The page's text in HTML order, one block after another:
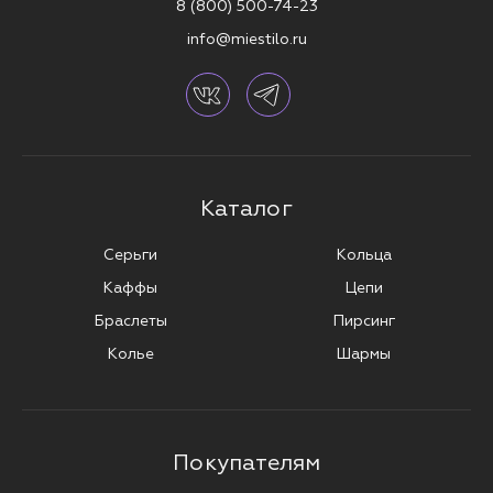
8 (800) 500-74-23
info@miestilo.ru
Каталог
Серьги
Каффы
Браслеты
Колье
Кольца
Цепи
Пирсинг
Шармы
Покупателям